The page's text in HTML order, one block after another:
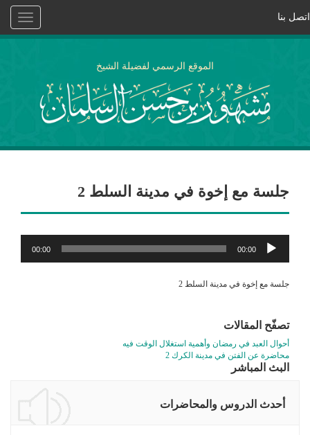
Toggle
اتصل بنا
الموقع الرسمي لفضيلة الشيخ
جلسة مع إخوة في مدينة السلط 2
مشغل
الصوت
00:00
00:00
جلسة مع إخوة في مدينة السلط 2
تصفّح المقالات
أحوال العبد في رمضان وأهمية استغلال الوقت فيه
محاضرة عن الفتن في مدينة الكرك 2
البث المباشر
أحدث الدروس والمحاضرات